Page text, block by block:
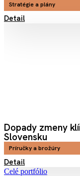
Stratégie a plány
Detail
Dopady zmeny
Slovensku
Príručky a brožúry
Detail
Celé portfólio